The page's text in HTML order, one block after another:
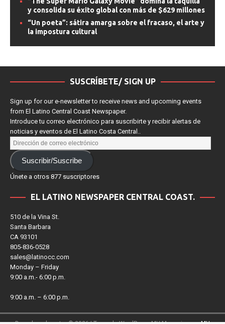
“The Super Mario Galaxy Movie” domina la taquilla
y consolida su éxito global con más de $629 millones
“Un poeta”: sátira amarga sobre el fracaso, el arte y
la impostura cultural
SUSCRÍBETE/ SIGN UP
Sign up for our e-newsletter to receive news and upcoming events
from El Latino Central Coast Newspaper.
Introduce tu correo electrónico para suscribirte y recibir alertas de
noticias y eventos de El Latino Costa Central..
510 de la Vina St.
Santa Barbara
CA 93101
805-836-0528
sales@latinocc.com
Monday – Friday